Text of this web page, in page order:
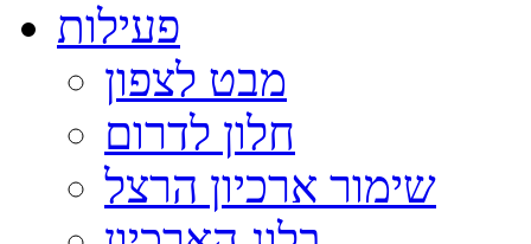
פעילות
מבט לצפון
חלון לדרום
שימור ארכיון הרצל